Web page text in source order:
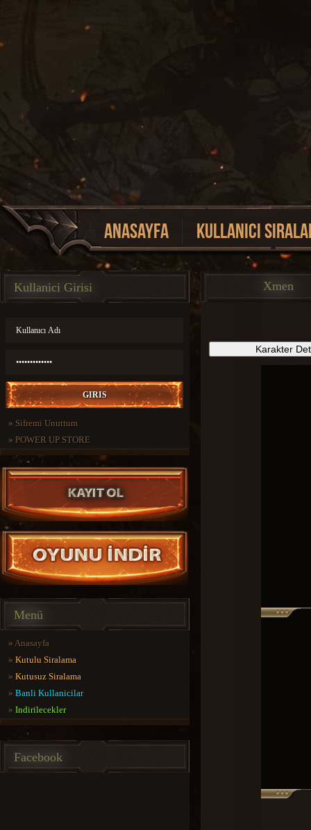
Anasayfa Kullanici
Kullanici Girisi
» Sifremi Unuttum
» POWER UP STORE
Menü
» Anasayfa
» Kutulu Siralama
» Kutusuz Siralama
» Banli Kullanicilar
» Indirilecekler
Facebook
Xmen
Karakter